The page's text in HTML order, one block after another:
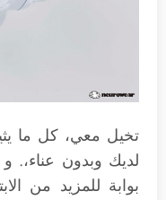
تخيل معي، كل ما
لديك وبدون عناء،.
بوابة للمزيد من